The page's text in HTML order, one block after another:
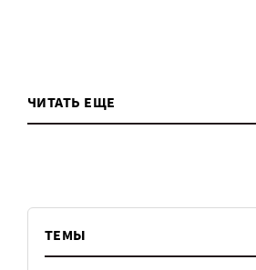
ЧИТАТЬ ЕЩЕ
ТЕМЫ